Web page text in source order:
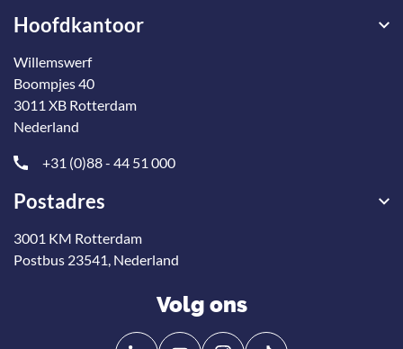
Hoofdkantoor
Willemswerf
Boompjes 40
3011 XB Rotterdam
Nederland
+31 (0)88 - 44 51 000
Postadres
3001 KM Rotterdam
Postbus 23541, Nederland
Volg ons
Volg Volg